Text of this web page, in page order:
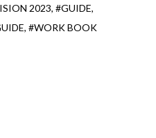
2023 #GUIDE
#WORK BOOK